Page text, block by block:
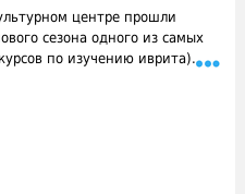
центре прошли
сезона одного из самых
по изучению иврита).